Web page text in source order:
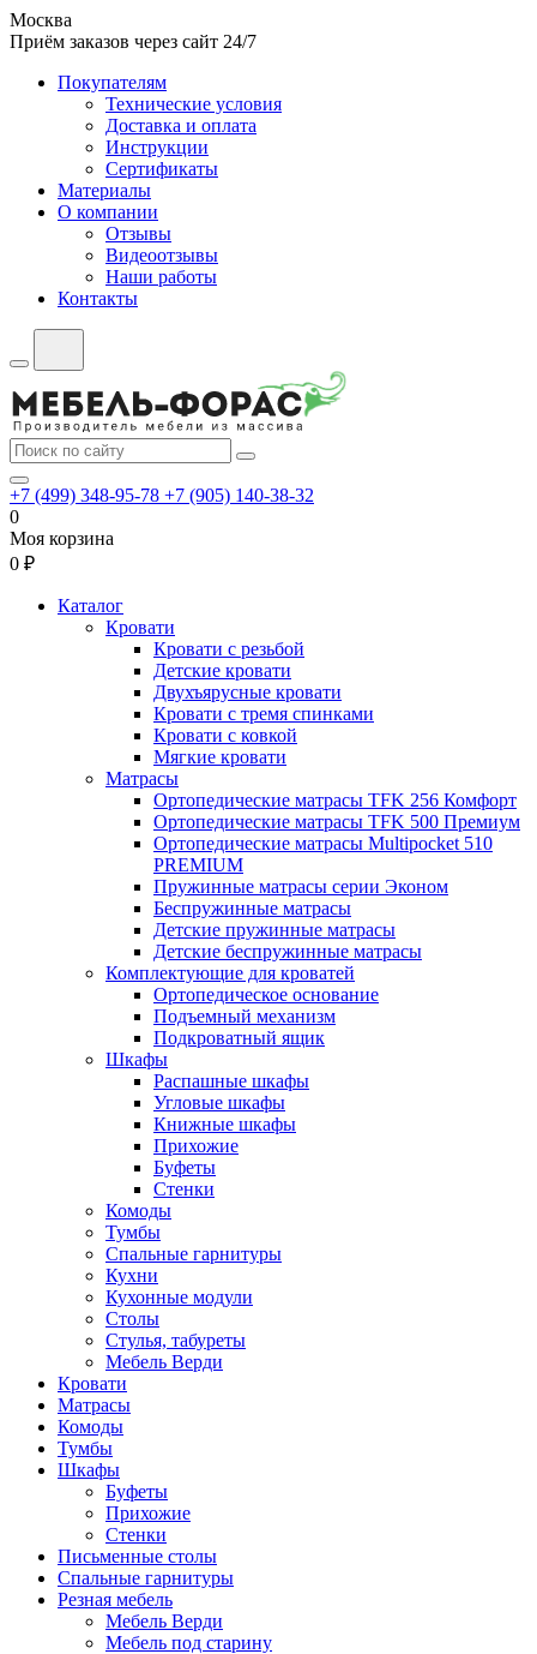
Москва
Приём заказов через сайт 24/7
Покупателям
Технические условия
Доставка и оплата
Инструкции
Сертификаты
Материалы
О компании
Отзывы
Видеоотзывы
Наши работы
Контакты
+7 (499) 348-95-78 +7 (905) 140-38-32
0
Моя корзина
0 ₽
Каталог
Кровати
Кровати с резьбой
Детские кровати
Двухъярусные кровати
Кровати с тремя спинками
Кровати с ковкой
Мягкие кровати
Матрасы
Ортопедические матрасы TFK 256 Комфорт
Ортопедические матрасы TFK 500 Премиум
Ортопедические матрасы Multipocket 510
PREMIUM
Пружинные матрасы серии Эконом
Беспружинные матрасы
Детские пружинные матрасы
Детские беспружинные матрасы
Комплектующие для кроватей
Ортопедическое основание
Подъемный механизм
Подкроватный ящик
Шкафы
Распашные шкафы
Угловые шкафы
Книжные шкафы
Прихожие
Буфеты
Стенки
Комоды
Тумбы
Спальные гарнитуры
Кухни
Кухонные модули
Столы
Стулья, табуреты
Мебель Верди
Кровати
Матрасы
Комоды
Тумбы
Шкафы
Буфеты
Прихожие
Стенки
Письменные столы
Спальные гарнитуры
Резная мебель
Мебель Верди
Мебель под старину